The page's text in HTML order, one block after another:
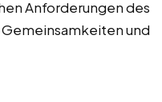
Anforderungen des
und